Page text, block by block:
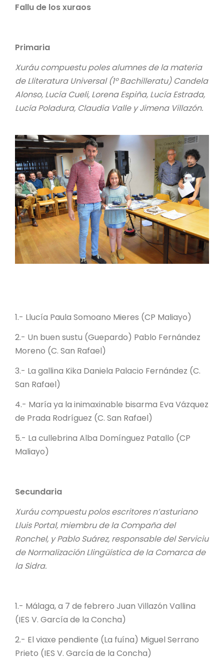
Fallu de los xuraos
Primaria
Xuráu compuestu poles alumnes de la materia
de Lliteratura Universal (1º Bachilleratu) Candela
Alonso, Lucía Cueli, Lorena Espiña, Lucía Estrada,
Lucía Poladura, Claudia Valle y Jimena Villazón.
1.- Llucía Paula Somoano Mieres (CP Maliayo)
2.- Un buen sustu (Guepardo) Pablo Fernández
Moreno (C. San Rafael)
3.- La gallina Kika Daniela Palacio Fernández (C.
San Rafael)
4.- María ya la inimaxinable bisarma Eva Vázquez
de Prada Rodríguez (C. San Rafael)
5.- La cullebrina Alba Domínguez Patallo (CP
Maliayo)
Secundaria
Xuráu compuestu polos escritores n’asturiano
Lluis Portal, miembru de la Compaña del
Ronchel, y Pablo Suárez, responsable del Serviciu
de Normalización Llingüística de la Comarca de
la Sidra.
1.- Málaga, a 7 de febrero Juan Villazón Vallina
(IES V. García de la Concha)
2.- El viaxe pendiente (La fuína) Miguel Serrano
Prieto (IES V. García de la Concha)